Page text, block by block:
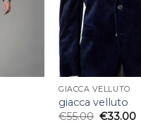
GIACCA VELLUTO
giacca velluto
€55.00 €33.00